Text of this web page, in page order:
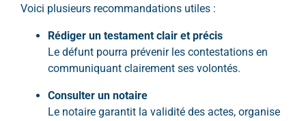
Voici plusieurs recommandations utiles :
Rédiger un testament clair et précis
Le défunt pourra prévenir les contestations en
communiquant clairement ses volontés.
Consulter un notaire
Le notaire garantit la validité des actes, organise